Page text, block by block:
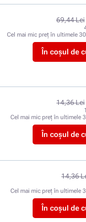
69,44 Lei
Cel mai mic preț în ultimele
În coșul de
14,36 Lei
Cel mai mic preț în ultimele
În coșul de
14,36
Cel mai mic preț în ultimele
În coșul de